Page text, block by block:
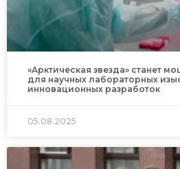
«Арктическая звезда» станет
для научных лабораторных
инновационных разработок
05.08.2025